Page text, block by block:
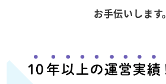
お手伝いします。